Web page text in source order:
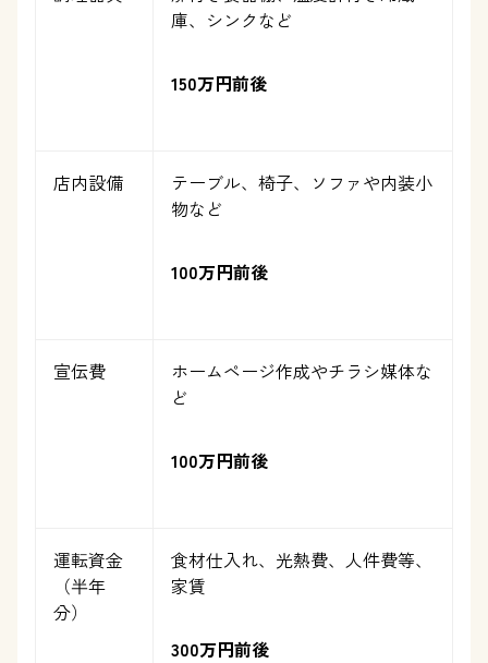
庫、シンクなど
150万円前後
店内設備
テーブル、椅子、ソファや内装小
物など
100万円前後
宣伝費
ホームページ作成やチラシ媒体な
ど
100万円前後
運転資金
（半年
分）
食材仕入れ、光熱費、人件費等、
家賃
300万円前後